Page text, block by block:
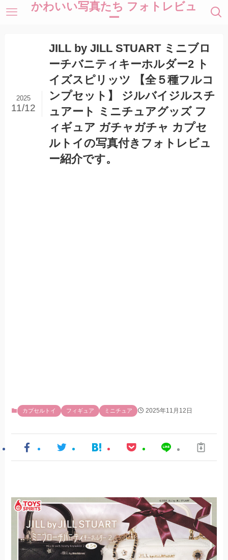
かわいい写真たち フォトレビュ
ー
JILL by JILL STUART ミニブロ
ーチバニティキーホルダー2 ト
イズスピリッツ 【全５種フルコ
ンプセット】 ジルバイジルスチ
ュアート ミニチュアグッズ フ
ィギュア ガチャガチャ カプセ
ルトイの写真付きフォトレビュ
ー紹介です。
2025
11/12
カプセルトイ フィギュア ミニチュア 2025年11月12日